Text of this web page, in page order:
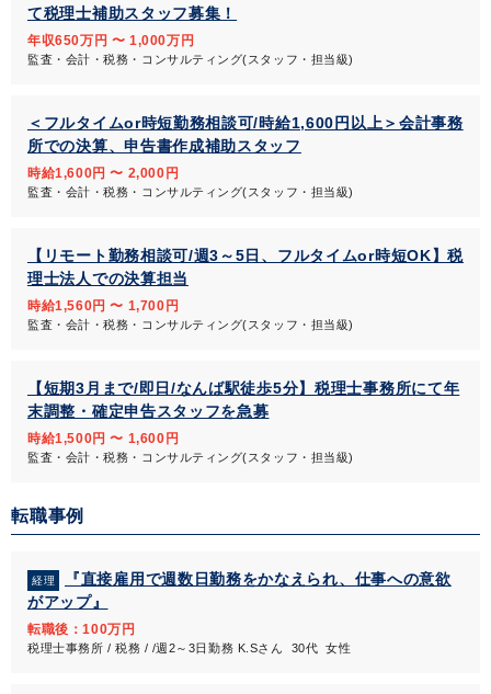
て税理士補助スタッフ募集！
年収650万円 〜 1,000万円
監査・会計・税務・コンサルティング(スタッフ・担当級)
＜フルタイムor時短勤務相談可/時給1,600円以上＞会計事務
所での決算、申告書作成補助スタッフ
時給1,600円 〜 2,000円
監査・会計・税務・コンサルティング(スタッフ・担当級)
【リモート勤務相談可/週3～5日、フルタイムor時短OK】税
理士法人での決算担当
時給1,560円 〜 1,700円
監査・会計・税務・コンサルティング(スタッフ・担当級)
【短期3月まで/即日/なんば駅徒歩5分】税理士事務所にて年
末調整・確定申告スタッフを急募
時給1,500円 〜 1,600円
監査・会計・税務・コンサルティング(スタッフ・担当級)
転職事例
経理
『直接雇用で週数日勤務をかなえられ、仕事への意欲
がアップ』
転職後：100万円
税理士事務所 / 税務 / /週2～3日勤務 K.Sさん 30代 女性